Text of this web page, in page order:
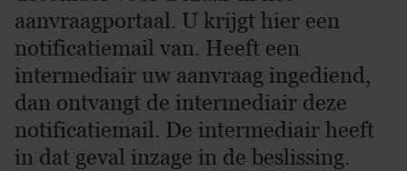
aanvraagportaal. U krijgt hier een
notificatiemail van. Heeft een
intermediair uw aanvraag ingediend,
dan ontvangt de intermediair deze
notificatiemail. De intermediair heeft
in dat geval inzage in de beslissing.